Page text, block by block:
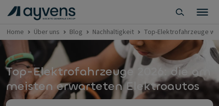
Home Über uns Blog Nachhaltigkeit Top-Elektrofahrzeuge
Top-Elektrofahrzeuge 2026: die am
meisten erwarteten Elektroautos